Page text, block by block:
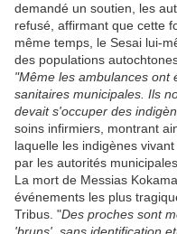
demandé un soutien, les
refusé, affirmant que cette
même temps, le Sesai lui-
des populations
"Même les ambulances ont
sanitaires municipales. Ils
devait s'occuper des
soins infirmiers, montrant
laquelle les indigènes
par les autorités
La mort de Messias
événements les plus
Tribus. "Des proches sont